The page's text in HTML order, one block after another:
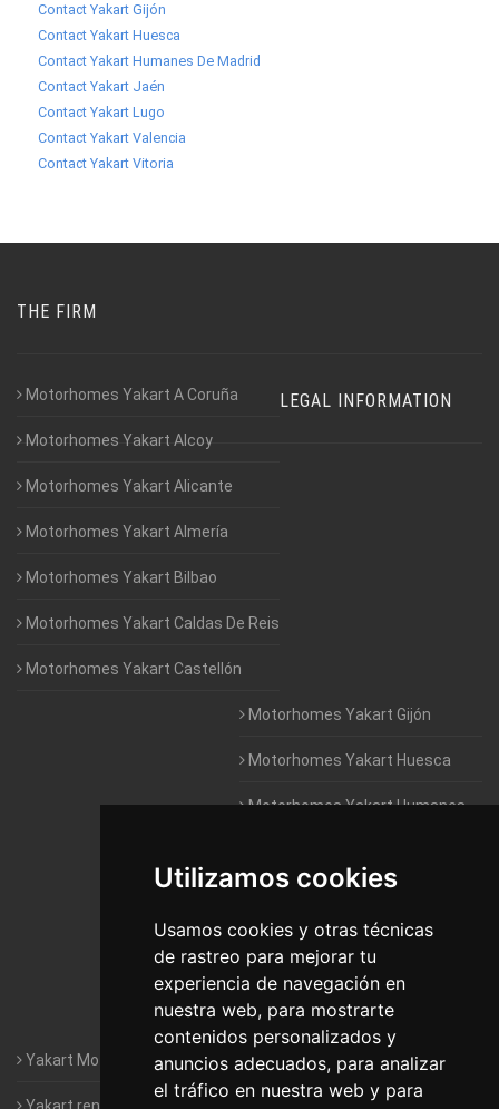
Utilizamos cookies
Usamos cookies y otras técnicas
de rastreo para mejorar tu
experiencia de navegación en
nuestra web, para mostrarte
contenidos personalizados y
anuncios adecuados, para analizar
el tráfico en nuestra web y para
Contact Yakart Gijón
Contact Yakart Huesca
Contact Yakart Humanes De Madrid
Contact Yakart Jaén
Contact Yakart Lugo
Contact Yakart Valencia
Contact Yakart Vitoria
THE FIRM
Motorhomes Yakart A Coruña
Motorhomes Yakart Alcoy
Motorhomes Yakart Alicante
Motorhomes Yakart Almería
Motorhomes Yakart Bilbao
Motorhomes Yakart Caldas De Reis
Motorhomes Yakart Castellón
Motorhomes Yakart Gijón
Motorhomes Yakart Huesca
Motorhomes Yakart Humanes
Motorhomes Yakart Jaén
Motorhomes Yakart Lugo
Motorhomes Yakart Valencia
Motorhomes Yakart Vitoria
LEGAL INFORMATION
Yakart Motorhomes : The Company